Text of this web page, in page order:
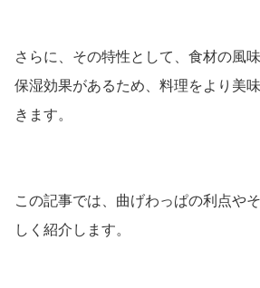
さらに、その特性として、食材の風
保湿効果があるため、料理をより美
きます。
この記事では、曲げわっぱの利点や
しく紹介します。